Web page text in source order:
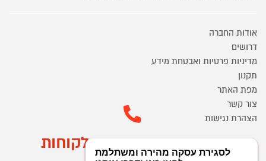
אודות החברה
דרושים
מדיניות פרטיות ואבטחת מידע
תקנון
מפת האתר
צור קשר
הצהרת נגישות
מוקד הזמנות ושירות לקוחות